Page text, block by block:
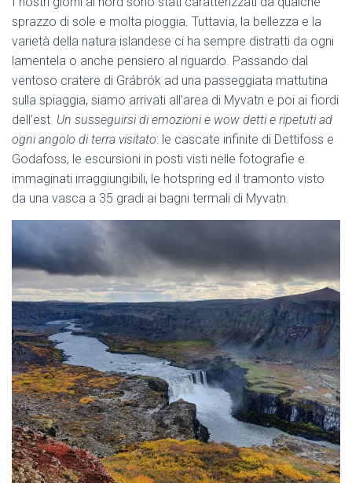
sprazzo di sole e molta pioggia. Tuttavia, la bellezza e la
varietà della natura islandese ci ha sempre distratti da ogni
lamentela o anche pensiero al riguardo. Passando dal
ventoso cratere di Grábrók ad una passeggiata mattutina
sulla spiaggia, siamo arrivati all’area di Myvatn e poi ai fiordi
dell’est. Un susseguirsi di emozioni e wow detti e ripetuti ad
ogni angolo di terra visitato: le cascate infinite di Dettifoss e
Godafoss, le escursioni in posti visti nelle fotografie e
immaginati irraggiungibili, le hotspring ed il tramonto visto
da una vasca a 35 gradi ai bagni termali di Myvatn.